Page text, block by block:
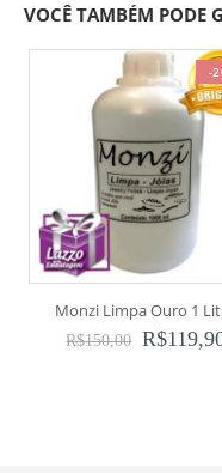
VOCÊ TAMBÉM PODE
-
Monzi Limpa Ouro 1
R$150,00 R$